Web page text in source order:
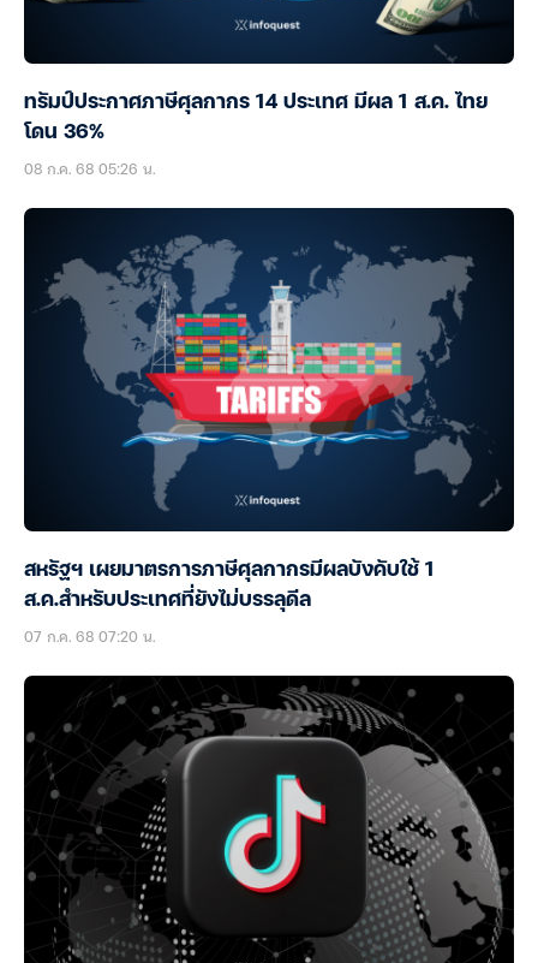
ทรัมป์ประกาศภาษีศุลกากร 14 ประเทศ มีผล 1 ส.ค. ไทย
โดน 36%
08 ก.ค. 68 05:26 น.
สหรัฐฯ เผยมาตรการภาษีศุลกากรมีผลบังคับใช้ 1
ส.ค.สำหรับประเทศที่ยังไม่บรรลุดีล
07 ก.ค. 68 07:20 น.